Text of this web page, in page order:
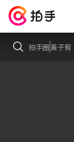
拍手圈黃子宥